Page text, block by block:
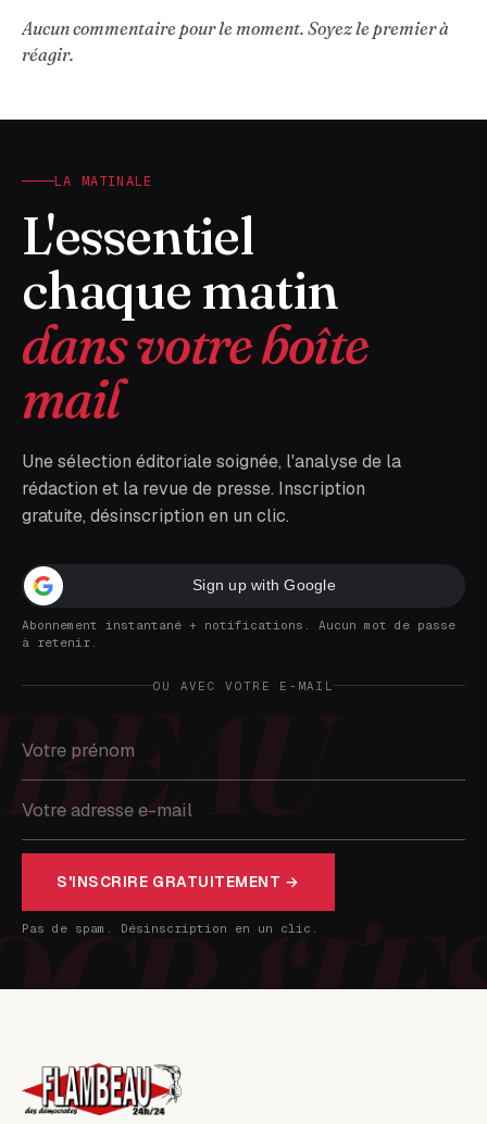
Aucun commentaire pour le moment. Soyez le premier à
réagir.
LA MATINALE
L'essentiel
chaque matin
dans votre boîte
mail
Une sélection éditoriale soignée, l'analyse de la
rédaction et la revue de presse. Inscription
gratuite, désinscription en un clic.
Sign up with Google
Abonnement instantané + notifications. Aucun mot de passe
à retenir.
OU AVEC VOTRE E-MAIL
S'INSCRIRE GRATUITEMENT →
Pas de spam. Désinscription en un clic.